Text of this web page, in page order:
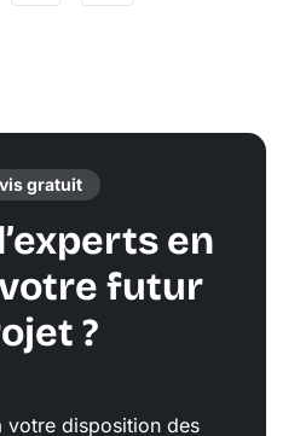
gratuit
en
futur
?
votre disposition des